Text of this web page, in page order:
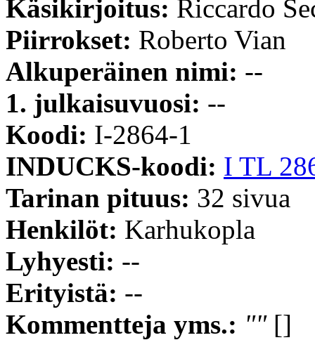
Käsikirjoitus: Riccardo
Piirrokset: Roberto Vian
Alkuperäinen nimi: --
1. julkaisuvuosi: --
Koodi: I-2864-1
INDUCKS-koodi: I TL
Tarinan pituus: 32 sivua
Henkilöt: Karhukopla
Lyhyesti: --
Erityistä: --
Kommentteja yms.: ""[]